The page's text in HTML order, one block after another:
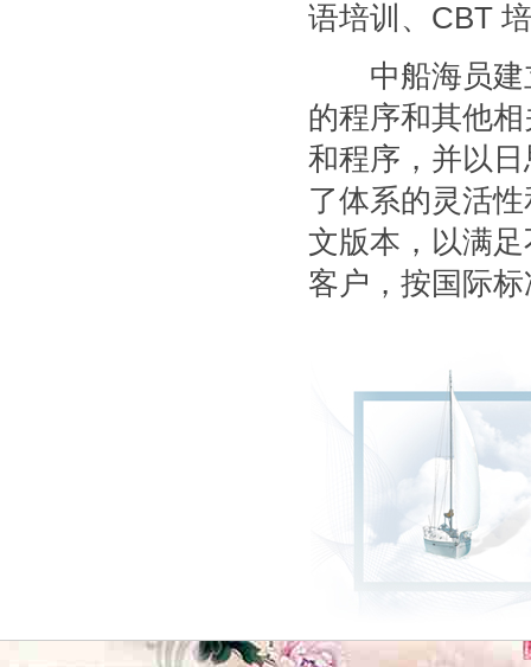
语培训、CBT
中船海员建立
的程序和其他
和程序，并以
了体系的灵活
文版本，以满
客户，按国际